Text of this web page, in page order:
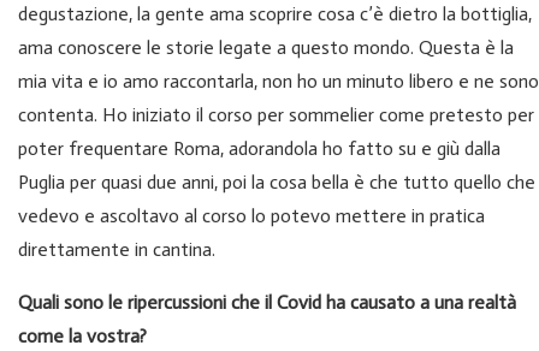
degustazione, la gente ama scoprire cosa c’è dietro la bottiglia,
ama conoscere le storie legate a questo mondo. Questa è la
mia vita e io amo raccontarla, non ho un minuto libero e ne sono
contenta. Ho iniziato il corso per sommelier come pretesto per
poter frequentare Roma, adorandola ho fatto su e giù dalla
Puglia per quasi due anni, poi la cosa bella è che tutto quello che
vedevo e ascoltavo al corso lo potevo mettere in pratica
direttamente in cantina.
Quali sono le ripercussioni che il Covid ha causato a una realtà
come la vostra?